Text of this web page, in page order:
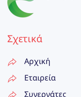
Σχετικά
Αρχική
Εταιρεία
Συνεργάτες